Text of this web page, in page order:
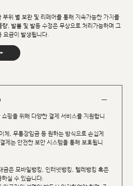
부위 별 보완 및 리페어를 통해 지속가능한 가치를
, 발볼 및 발등 수정은 무상으로 처리가능하며 그
요금이 발생됩니다.
핑을 위해 다양한 결제 서비스를 지원합니
체, 무통장입금 등 원하는 방식으로 손쉽게
제는 안전한 보안 시스템을 통해 보호됩니
금은 모바일뱅킹, 인터넷뱅킹, 텔레뱅킹 혹은
실 수 있습니다.